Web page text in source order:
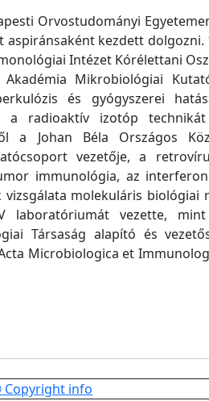
Orvostudományi
aspiránsaként kezdett dolgozni.
Intézet Kórélettani
Mikrobiológiai
és gyógyszerei
a radioaktív izotóp
a Johan Béla Országos
vezetője, a
immunológia, az
molekuláris biológiai
laboratóriumát vezette,
Társaság alapító és
Microbiologica et
Copyright info